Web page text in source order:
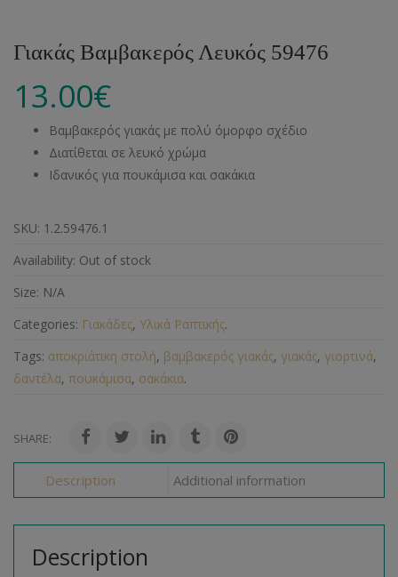
Γιακάς Βαμβακερός Λευκός 59476
13.00€
Βαμβακερός γιακάς με πολύ όμορφο σχέδιο
Διατίθεται σε λευκό χρώμα
Ιδανικός για πουκάμισα και σακάκια
SKU: 1.2.59476.1
Availability: Out of stock
Size: N/A
Categories: Γιακάδες, Υλικά Ραπτικής.
Tags: αποκριάτικη στολή, βαμβακερός γιακάς, γιακάς, γιορτινά,
δαντέλα, πουκάμισα, σακάκια.
SHARE:
Description Additional information
Description